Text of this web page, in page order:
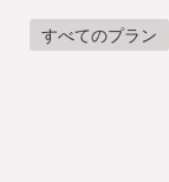
すべてのプラン